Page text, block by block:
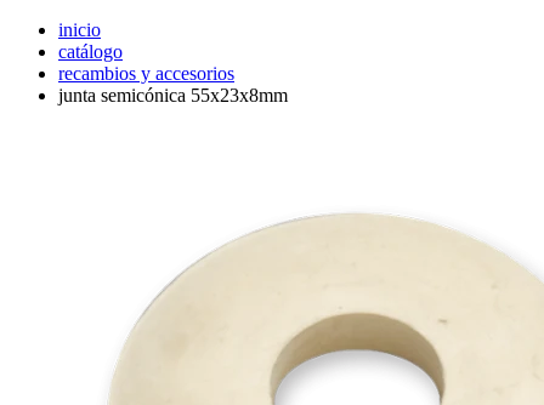
inicio
catálogo
recambios y accesorios
junta semicónica 55x23x8mm